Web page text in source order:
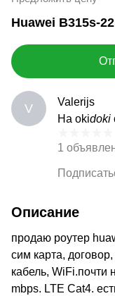
Huawei B315s-22
V
Valerijs
На okidoki
1
Описание
продаю роутер
сим карта,
кабель, WiFi.почти
mbps. LTE Cat4.